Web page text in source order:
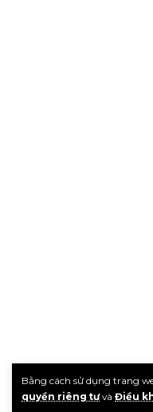
Bằng cách sử dụng trang
quyền riêng tưvà Điều